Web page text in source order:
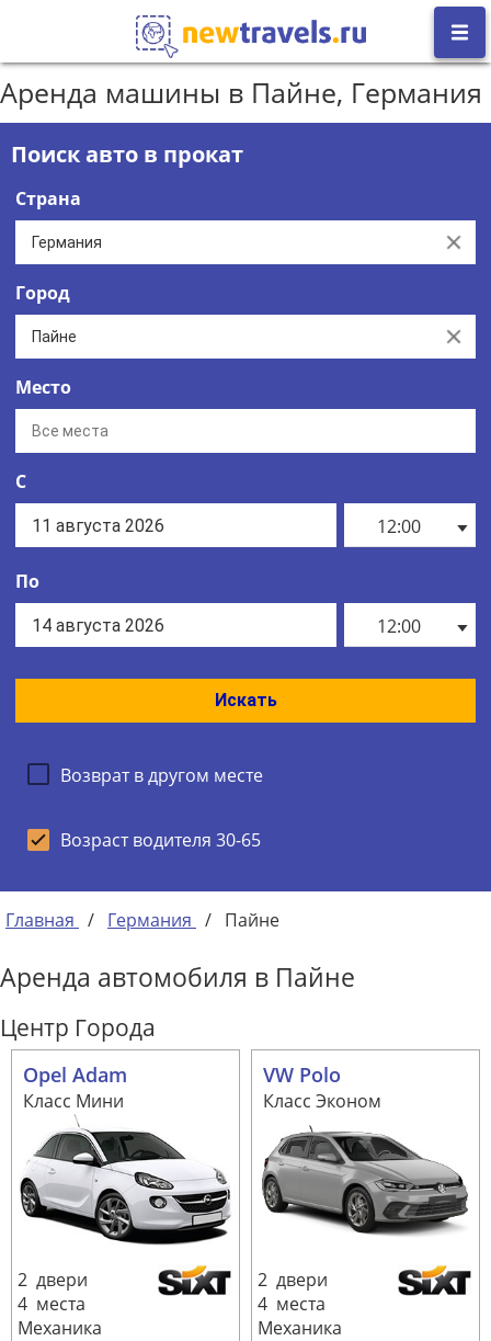
Аренда машины в Пайне, Германия
Поиск авто в прокат
Страна
Clear
Город
Clear
Место
С
12:00
По
12:00
Искать
Возврат в другом месте
Возраст водителя 30-65
Главная / Германия / Пайне
Аренда автомобиля в Пайне
Центр Города
Opel Adam
Класс Мини
2 двери
4 места
Механика
VW Polo
Класс Эконом
2 двери
4 места
Механика